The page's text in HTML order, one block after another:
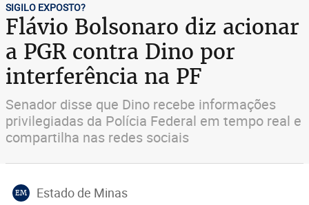
SIGILO EXPOSTO?
Flávio Bolsonaro diz acionar
a PGR contra Dino por
interferência na PF
Senador disse que Dino recebe informações
privilegiadas da Polícia Federal em tempo real e
compartilha nas redes sociais
EM Estado de Minas